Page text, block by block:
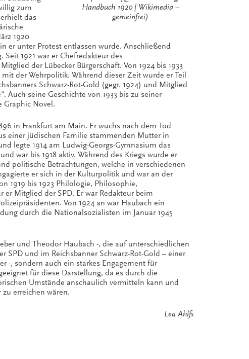
Handbuch 1920 | Wikimedia –
gemeinfrei)
zum
das
1920
er unter Protest entlassen wurde. Anschließend
1921 war er Chefredakteur des
der Lübecker Bürgerschaft. Von 1924 bis 1933
der Wehrpolitik. Während dieser Zeit wurde er Teil
Schwarz-Rot-Gold (gegr. 1924) und Mitglied
Auch seine Geschichte von 1933 bis zu seiner
Graphic Novel.
in Frankfurt am Main. Er wuchs nach dem Tod
einer jüdischen Familie stammenden Mutter in
legte 1914 am Ludwig-Georgs-Gymnasium das
war bis 1918 aktiv. Während des Kriegs wurde er
politische Betrachtungen, welche in verschiedenen
er sich in der Kulturpolitik und war an der
1919 bis 1923 Philologie, Philosophie,
Mitglied der SPD. Er war Redakteur beim
Von 1924 an war Haubach ein
durch die Nationalsozialisten im Januar 1945
und Theodor Haubach -, die auf unterschiedlichen
und im Reichsbanner Schwarz-Rot-Gold – einer
-, sondern auch ein starkes Engagement für
für diese Darstellung, da es durch die
Umstände anschaulich vermitteln kann und
erreichen wären.
Lea Ahlfs